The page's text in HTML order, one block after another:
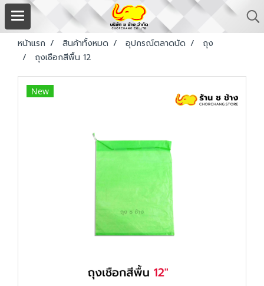
หน้าแรก สินค้าทั้งหมด อุปกรณ์ตลาดนัด
ถุง
ถุงเชือกสีพื้น 12
New